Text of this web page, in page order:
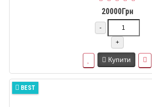
20000Грн
-
+
Купити
BEST